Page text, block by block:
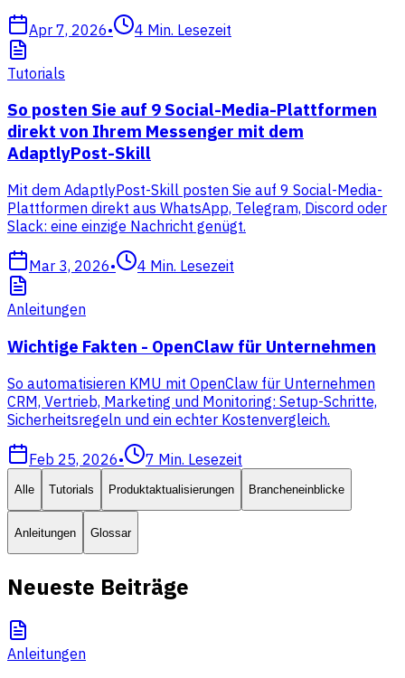
Apr 7, 2026• 4 Min. Lesezeit
Tutorials
So posten Sie auf 9 Social-Media-Plattformen
direkt von Ihrem Messenger mit dem
AdaptlyPost-Skill
Mit dem AdaptlyPost-Skill posten Sie auf 9 Social-Media-
Plattformen direkt aus WhatsApp, Telegram, Discord oder
Slack: eine einzige Nachricht genügt.
Mar 3, 2026• 4 Min. Lesezeit
Anleitungen
Wichtige Fakten - OpenClaw für Unternehmen
So automatisieren KMU mit OpenClaw für Unternehmen
CRM, Vertrieb, Marketing und Monitoring: Setup-Schritte,
Sicherheitsregeln und ein echter Kostenvergleich.
Feb 25, 2026• 7 Min. Lesezeit
Alle Tutorials Produktaktualisierungen Brancheneinblicke
Anleitungen Glossar
Neueste Beiträge
Anleitungen